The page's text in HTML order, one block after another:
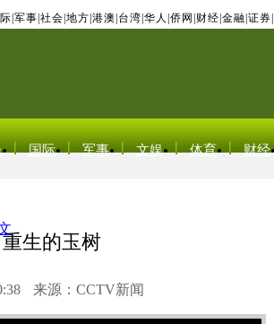
军事 社会 地方 港澳 台湾 华人 侨网 财经 金融 证券
国际 军事 文娱 体育 财经
生的玉树
来源：CCTV新闻